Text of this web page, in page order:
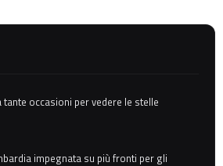
tante occasioni per vedere le stelle
impegnata su più fronti per gli